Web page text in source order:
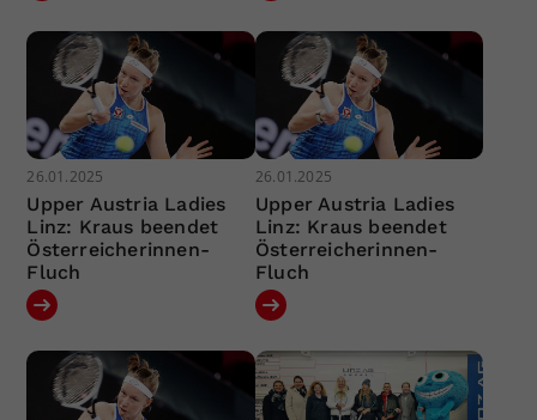
26.01.2025
Upper Austria Ladies
Linz: Kraus beendet
Österreicherinnen-
Fluch
26.01.2025
Upper Austria Ladies
Linz: Kraus beendet
Österreicherinnen-
Fluch